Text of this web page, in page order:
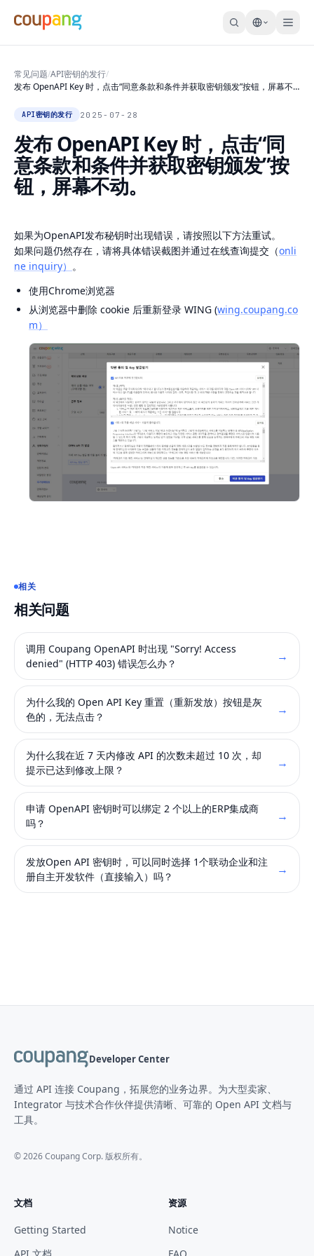
常见问题/API密钥的发行/
发布 OpenAPI Key 时，点击“同意条款和条件并获取密钥颁发”按钮，屏幕不
API密钥的发行 2025-07-28
发布 OpenAPI Key 时，点击“同
意条款和条件并获取密钥颁发”按
钮，屏幕不动。
如果为OpenAPI发布秘钥时出现错误，请按照以下方法重试。
如果问题仍然存在，请将具体错误截图并通过在线查询提交（onli
ne inquiry） 。
使用Chrome浏览器
从浏览器中删除 cookie 后重新登录 WING (wing.coupang.co
m）
相关
相关问题
调用 Coupang OpenAPI 时出现 "Sorry! Access
denied" (HTTP 403) 错误怎么办？
→
为什么我的 Open API Key 重置（重新发放）按钮是灰
色的，无法点击？
→
为什么我在近 7 天内修改 API 的次数未超过 10 次，却
提示已达到修改上限？
→
申请 OpenAPI 密钥时可以绑定 2 个以上的ERP集成商
吗？
→
发放Open API 密钥时，可以同时选择 1个联动企业和注
册自主开发软件（直接输入）吗？
→
Developer Center
通过 API 连接 Coupang，拓展您的业务边界。为大型卖家、
Integrator 与技术合作伙伴提供清晰、可靠的 Open API 文档与
工具。
©2026Coupang Corp. 版权所有。
文档
Getting Started
资源
Notice